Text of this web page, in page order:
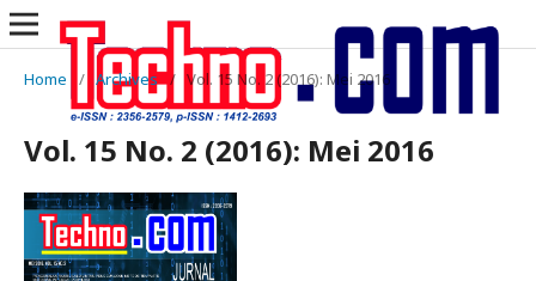
Home / Archives / Vol. 15 No. 2 (2016): Mei 2016
Vol. 15 No. 2 (2016): Mei 2016